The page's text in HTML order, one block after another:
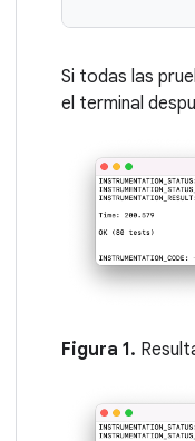
Si todas las
el terminal
Figura 1.